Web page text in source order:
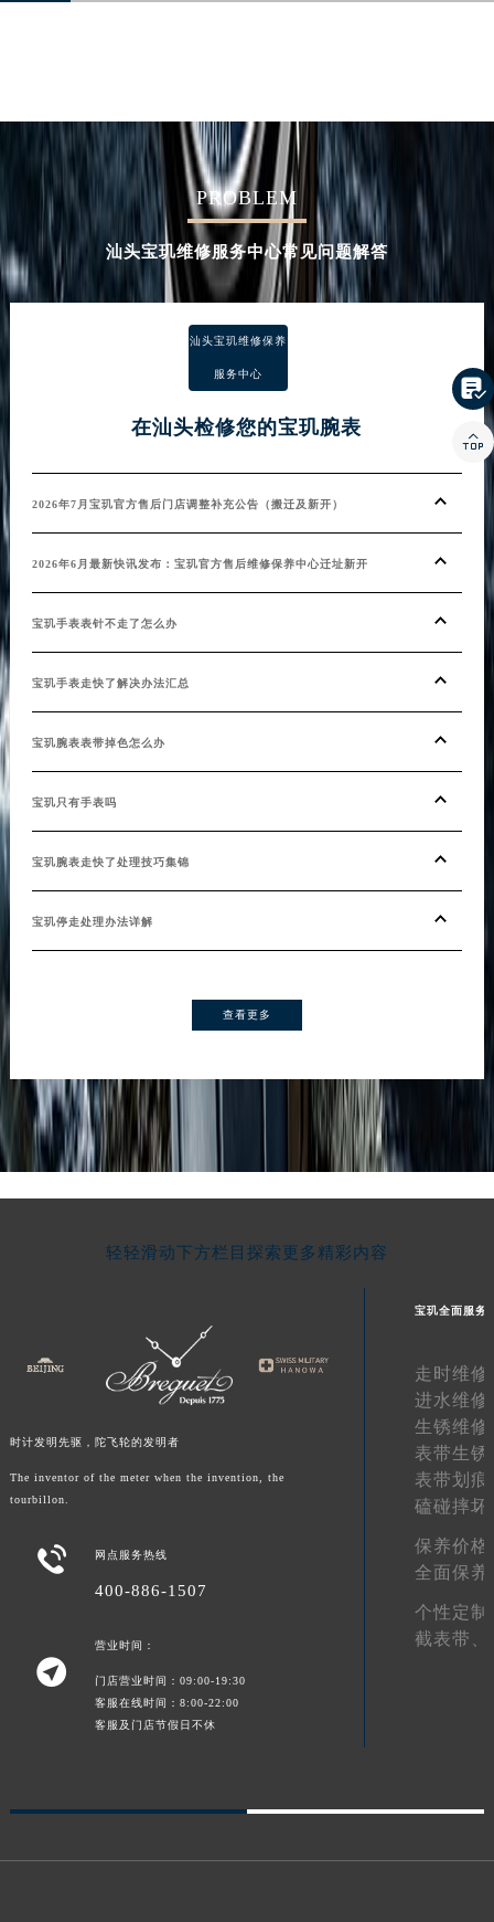
PROBLEM
汕头宝玑维修服务中心常见问题解答
汕头宝玑维修保养
服务中心
在汕头检修您的宝玑腕表
2026年7月宝玑官方售后门店调整补充公告（搬迁及新开）
2026年6月最新快讯发布：宝玑官方售后维修保养中心迁址新开
宝玑手表表针不走了怎么办
宝玑手表走快了解决办法汇总
宝玑腕表表带掉色怎么办
宝玑只有手表吗
宝玑腕表走快了处理技巧集锦
宝玑停走处理办法详解
查看更多
轻轻滑动下方栏目探索更多精彩内容
时计发明先驱，陀飞轮的发明者
The inventor of the meter when the invention, the
tourbillon.
 网点服务热线
400-886-1507

营业时间：
门店营业时间：09:00-19:30
客服在线时间：8:00-22:00
客服及门店节假日不休
宝玑全面服务
走时维修
进水维修
生锈维修
表带生锈
表带划痕
磕碰摔坏
保养价格
全面保养
个性定制
截表带、

